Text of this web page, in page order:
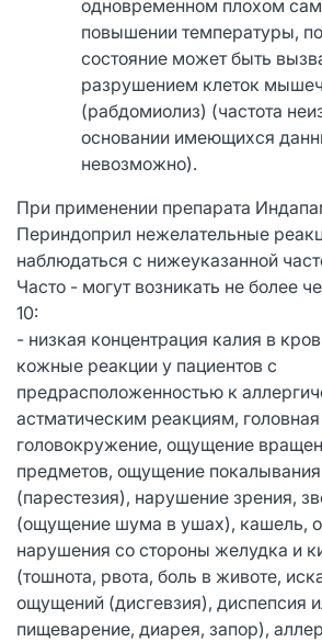
одновременном плохом
повышении температуры,
состояние может быть
разрушением клеток
(рабдомиолиз) (частота
основании имеющихся
невозможно).
При применении препарата
Периндоприл нежелательные
наблюдаться с нижеуказанной
Часто - могут возникать не более
10:
- низкая концентрация калия в
кожные реакции у пациентов с
предрасположенностью к
астматическим реакциям,
головокружение, ощущение
предметов, ощущение покалывания
(парестезия), нарушение зрения,
(ощущение шума в ушах), кашель,
нарушения со стороны желудка и
(тошнота, рвота, боль в животе,
ощущений (дисгевзия), диспепсия
пищеварение, диарея, запор),